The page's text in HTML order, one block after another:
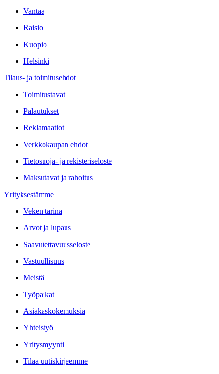
Vantaa
Raisio
Kuopio
Helsinki
Tilaus- ja toimitusehdot
Toimitustavat
Palautukset
Reklamaatiot
Verkkokaupan ehdot
Tietosuoja- ja rekisteriseloste
Maksutavat ja rahoitus
Yrityksestämme
Veken tarina
Arvot ja lupaus
Saavutettavuusseloste
Vastuullisuus
Meistä
Työpaikat
Asiakaskokemuksia
Yhteistyö
Yritysmyynti
Tilaa uutiskirjeemme